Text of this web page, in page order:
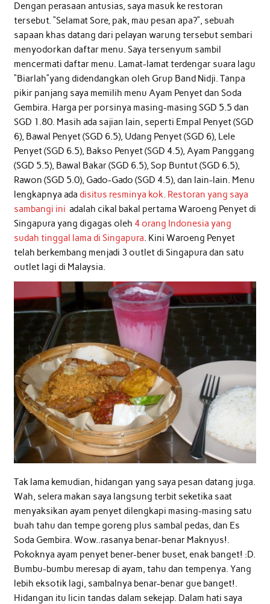
Dengan perasaan antusias, saya masuk ke restoran
tersebut. “Selamat Sore, pak, mau pesan apa?”, sebuah
sapaan khas datang dari pelayan warung tersebut sembari
menyodorkan daftar menu. Saya tersenyum sambil
mencermati daftar menu. Lamat-lamat terdengar suara lagu
“Biarlah”yang didendangkan oleh Grup Band Nidji. Tanpa
pikir panjang saya memilih menu Ayam Penyet dan Soda
Gembira. Harga per porsinya masing-masing SGD 5.5 dan
SGD 1.80. Masih ada sajian lain, seperti Empal Penyet (SGD
6), Bawal Penyet (SGD 6.5), Udang Penyet (SGD 6), Lele
Penyet (SGD 6.5), Bakso Penyet (SGD 4.5), Ayam Panggang
(SGD 5.5), Bawal Bakar (SGD 6.5), Sop Buntut (SGD 6.5),
Rawon (SGD 5.0), Gado-Gado (SGD 4.5), dan lain-lain. Menu
lengkapnya ada disitus resminya kok. Restoran yang saya
sambangi ini adalah cikal bakal pertama Waroeng Penyet di
Singapura yang digagas oleh 4 orang Indonesia yang
sudah tinggal lama di Singapura. Kini Waroeng Penyet
telah berkembang menjadi 3 outlet di Singapura dan satu
outlet lagi di Malaysia.
Tak lama kemudian, hidangan yang saya pesan datang juga.
Wah, selera makan saya langsung terbit seketika saat
menyaksikan ayam penyet dilengkapi masing-masing satu
buah tahu dan tempe goreng plus sambal pedas, dan Es
Soda Gembira. Wow..rasanya benar-benar Maknyus!.
Pokoknya ayam penyet bener-bener buset, enak banget! :D.
Bumbu-bumbu meresap di ayam, tahu dan tempenya. Yang
lebih eksotik lagi, sambalnya benar-benar gue banget!.
Hidangan itu licin tandas dalam sekejap. Dalam hati saya